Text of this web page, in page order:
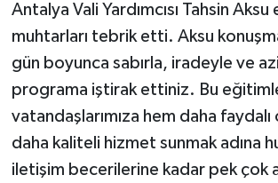
Antalya Vali Yardımcısı Tahsin
muhtarları tebrik etti. Aksu
gün boyunca sabırla, iradeyle ve
programa iştirak ettiniz. Bu
vatandaşlarımıza hem daha
daha kaliteli hizmet sunmak adına
iletişim becerilerine kadar pek çok